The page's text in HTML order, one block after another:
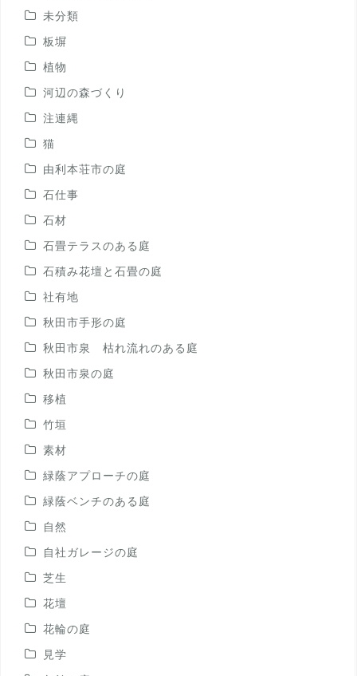
未分類
板塀
植物
河辺の森づくり
注連縄
猫
由利本荘市の庭
石仕事
石材
石畳テラスのある庭
石積み花壇と石畳の庭
社有地
秋田市手形の庭
秋田市泉 枯れ流れのある庭
秋田市泉の庭
移植
竹垣
素材
緑蔭アプローチの庭
緑蔭ベンチのある庭
自然
自社ガレージの庭
芝生
花壇
花輪の庭
見学